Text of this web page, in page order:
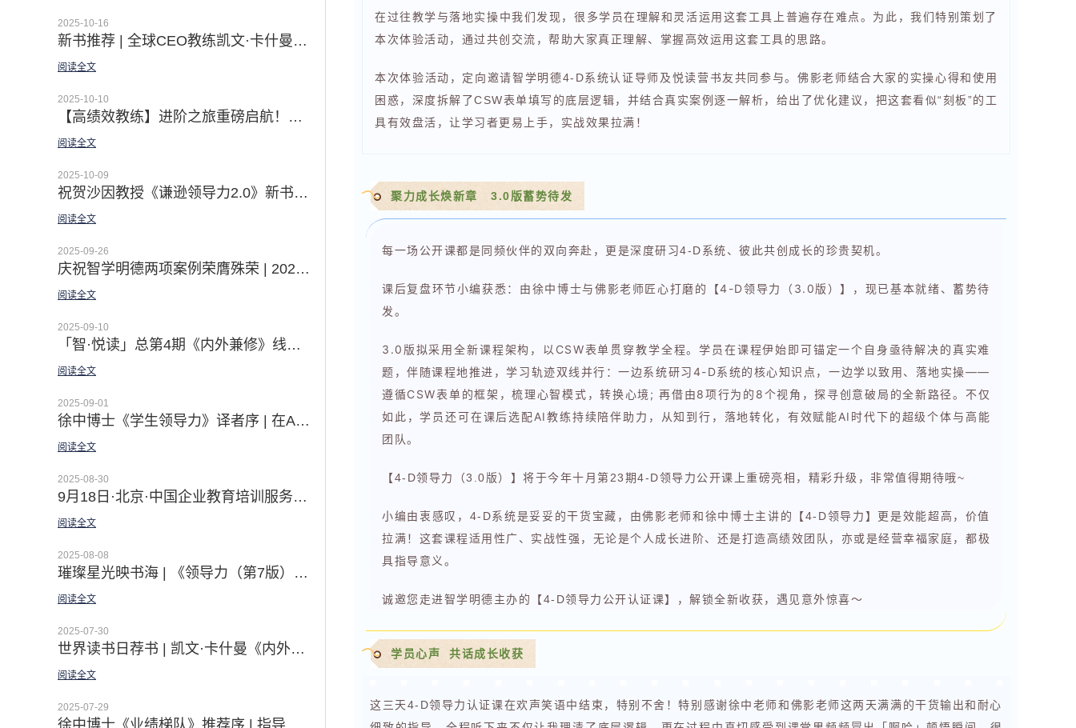
2025-10-16
新书推荐 | 全球CEO教练凯文·卡什曼《内外兼修》引言：开启领导力的突破之旅
阅读全文
2025-10-10
【高绩效教练】进阶之旅重磅启航！从精通GROW到激活团队潜能 赋能个体发展 打造互赖团队
阅读全文
2025-10-09
祝贺沙因教授《谦逊领导力2.0》新书上市|徐中博士译者序 —— 无谦逊 不领导
阅读全文
2025-09-26
庆祝智学明德两项案例荣膺殊荣 | 2025第十三届中国企业教育培训服务会展精彩回顾
阅读全文
2025-09-10
「智·悦读」总第4期《内外兼修》线上悦读营圆满收官：一场由内而外的领导力8项修炼之旅
阅读全文
2025-09-01
徐中博士《学生领导力》译者序 | 在AI时代绽放自我领创非凡
阅读全文
2025-08-30
9月18日·北京·中国企业教育培训服务会展｜佛影老师现场体验课之【初探GROW模型 解锁教练思维】
阅读全文
2025-08-08
璀璨星光映书海 | 《领导力（第7版）》线上悦读营圆满收官：一场照亮未来的智慧远征
阅读全文
2025-07-30
世界读书日荐书 | 凯文·卡什曼《内外兼修： 领导力的8项修炼》——佛影&王御临最新译著
阅读全文
2025-07-29
在过往教学与落地实操中我们发现，很多学员在理解和灵活运用这套工具上普遍存在难点。为此，我们特别策划了
本次体验活动，通过共创交流，帮助大家真正理解、掌握高效运用这套工具的思路。
本次体验活动，定向邀请智学明德4-D系统认证导师及悦读营书友共同参与。佛影老师结合大家的实操心得和使用
困惑，深度拆解了CSW表单填写的底层逻辑，并结合真实案例逐一解析，给出了优化建议，把这套看似“刻板”的工
具有效盘活，让学习者更易上手，实战效果拉满！
聚力成长焕新章 3.0版蓄势待发
每一场公开课都是同频伙伴的双向奔赴，更是深度研习4-D系统、彼此共创成长的珍贵契机。
课后复盘环节小编获悉：由徐中博士与佛影老师匠心打磨的【4-D领导力（3.0版）】，现已基本就绪、蓄势待
发。
3.0版拟采用全新课程架构，以CSW表单贯穿教学全程。学员在课程伊始即可锚定一个自身亟待解决的真实难
题，伴随课程地推进，学习轨迹双线并行：一边系统研习4-D系统的核心知识点，一边学以致用、落地实操——
遵循CSW表单的框架，梳理心智模式，转换心境; 再借由8项行为的8个视角，探寻创意破局的全新路径。不仅
如此，学员还可在课后选配AI教练持续陪伴助力，从知到行，落地转化，有效赋能AI时代下的超级个体与高能
团队。
【4-D领导力（3.0版）】将于今年十月第23期4-D领导力公开课上重磅亮相，精彩升级，非常值得期待哦~
小编由衷感叹，4-D系统是妥妥的干货宝藏，由佛影老师和徐中博士主讲的【4-D领导力】更是效能超高，价值
拉满！这套课程适用性广、实战性强，无论是个人成长进阶、还是打造高绩效团队，亦或是经营幸福家庭，都极
具指导意义。
诚邀您走进智学明德主办的【4-D领导力公开认证课】，解锁全新收获，遇见意外惊喜～
学员心声 共话成长收获
这三天4-D领导力认证课在欢声笑语中结束，特别不舍！特别感谢徐中老师和佛影老师这两天满满的干货输出和耐心